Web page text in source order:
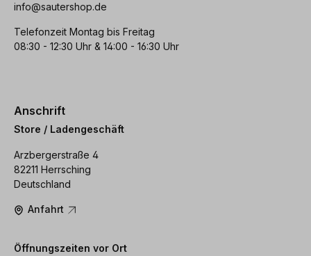
info@sautershop.de
Telefonzeit Montag bis Freitag
08:30 - 12:30 Uhr & 14:00 - 16:30 Uhr
Anschrift
Store / Ladengeschäft
Arzbergerstraße 4
82211 Herrsching
Deutschland
Anfahrt
Öffnungszeiten vor Ort